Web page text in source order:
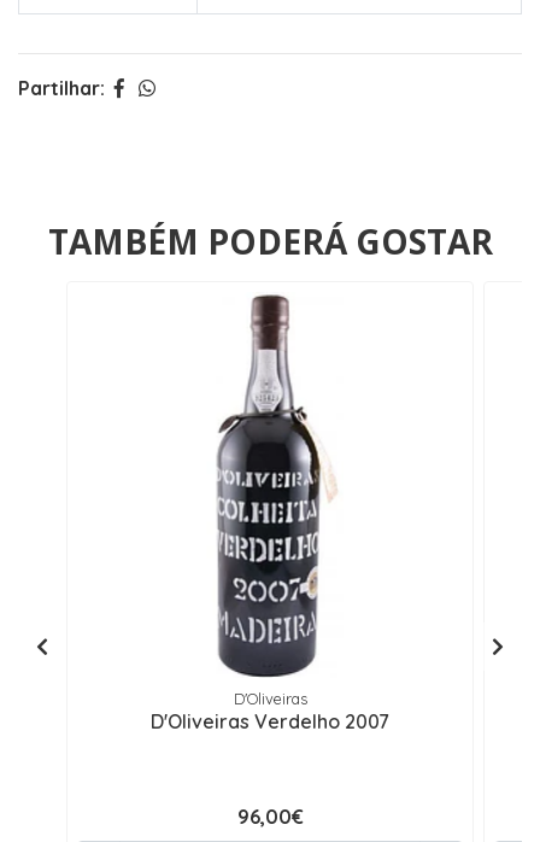
Partilhar:
TAMBÉM PODERÁ GOSTAR
D'Oliveiras
D'Oliveiras Verdelho 2007
96,00€